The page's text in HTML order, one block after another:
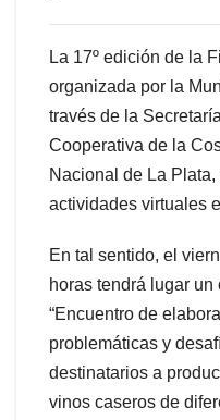
La 17º edición de la
organizada por la
través de la
Cooperativa de la
Nacional de La
actividades virtuales
En tal sentido, el
horas tendrá lugar
“Encuentro de
problemáticas y
destinatarios a
vinos caseros de